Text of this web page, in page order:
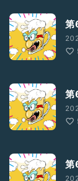
第
第
第